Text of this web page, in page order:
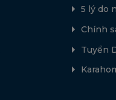
5 lý do
Chính
Tuyển